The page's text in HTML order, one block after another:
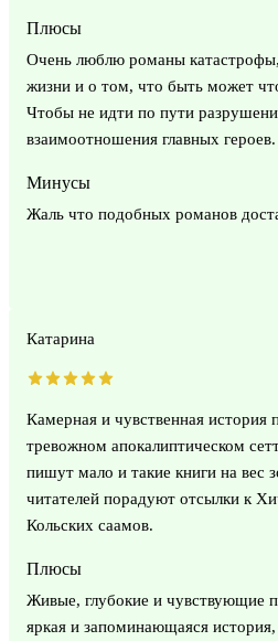
Плюсы
Очень люблю романы катастрофы,
жизни и о том, что быть может
Чтобы не идти по пути
взаимоотношения главных героев.
Минусы
Жаль что подобных романов
Катарина
Камерная и чувственная
тревожном апокалиптическом
пишут мало и такие книги на вес
читателей порадуют отсылки к
Кольских саамов.
Плюсы
Живые, глубокие и чувствующие
яркая и запоминающаяся